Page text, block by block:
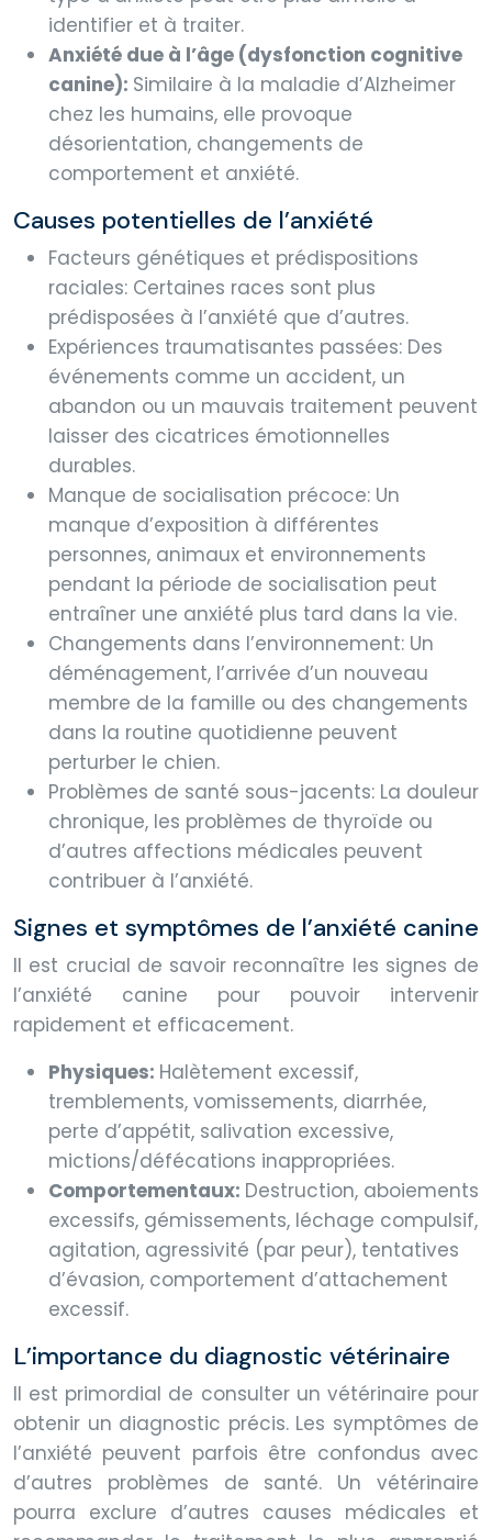
identifier et à traiter.
Anxiété due à l’âge (dysfonction cognitive
canine): Similaire à la maladie d’Alzheimer
chez les humains, elle provoque
désorientation, changements de
comportement et anxiété.
Causes potentielles de l’anxiété
Facteurs génétiques et prédispositions
raciales: Certaines races sont plus
prédisposées à l’anxiété que d’autres.
Expériences traumatisantes passées: Des
événements comme un accident, un
abandon ou un mauvais traitement peuvent
laisser des cicatrices émotionnelles
durables.
Manque de socialisation précoce: Un
manque d’exposition à différentes
personnes, animaux et environnements
pendant la période de socialisation peut
entraîner une anxiété plus tard dans la vie.
Changements dans l’environnement: Un
déménagement, l’arrivée d’un nouveau
membre de la famille ou des changements
dans la routine quotidienne peuvent
perturber le chien.
Problèmes de santé sous-jacents: La douleur
chronique, les problèmes de thyroïde ou
d’autres affections médicales peuvent
contribuer à l’anxiété.
Signes et symptômes de l’anxiété canine
Il est crucial de savoir reconnaître les signes de
l’anxiété canine pour pouvoir intervenir
rapidement et efficacement.
Physiques: Halètement excessif,
tremblements, vomissements, diarrhée,
perte d’appétit, salivation excessive,
mictions/défécations inappropriées.
Comportementaux: Destruction, aboiements
excessifs, gémissements, léchage compulsif,
agitation, agressivité (par peur), tentatives
d’évasion, comportement d’attachement
excessif.
L’importance du diagnostic vétérinaire
Il est primordial de consulter un vétérinaire pour
obtenir un diagnostic précis. Les symptômes de
l’anxiété peuvent parfois être confondus avec
d’autres problèmes de santé. Un vétérinaire
pourra exclure d’autres causes médicales et